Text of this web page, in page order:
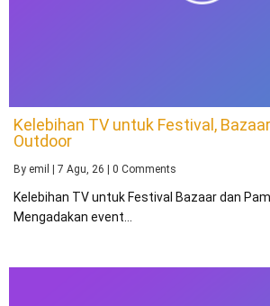
Kelebihan TV untuk Festival,
Outdoor
By emil 7 Agu, 26 0 Comments
Kelebihan TV untuk Festival Bazaar dan
Mengadakan event…